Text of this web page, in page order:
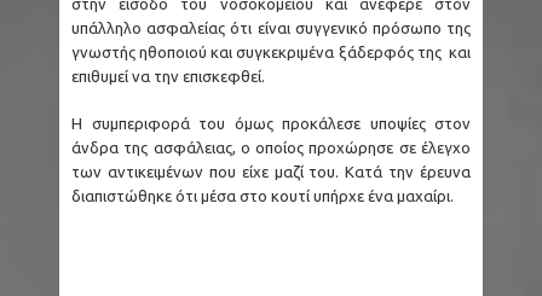
υπάλληλο ασφαλείας ότι είναι συγγενικό πρόσωπο της
γνωστής ηθοποιού και συγκεκριμένα ξάδερφός της και
επιθυμεί να την επισκεφθεί.
Η συμπεριφορά του όμως προκάλεσε υποψίες στον
άνδρα της ασφάλειας, ο οποίος προχώρησε σε έλεγχο
των αντικειμένων που είχε μαζί του. Κατά την έρευνα
διαπιστώθηκε ότι μέσα στο κουτί υπήρχε ένα μαχαίρι.